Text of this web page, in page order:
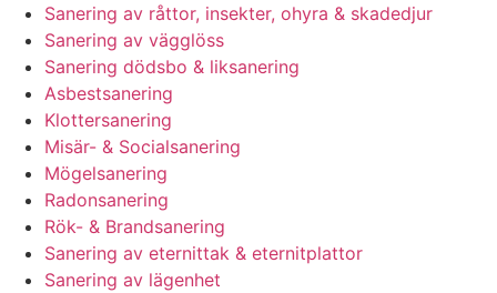
Sanering av råttor, insekter, ohyra & skadedjur
Sanering av vägglöss
Sanering dödsbo & liksanering
Asbestsanering
Klottersanering
Misär- & Socialsanering
Mögelsanering
Radonsanering
Rök- & Brandsanering
Sanering av eternittak & eternitplattor
Sanering av lägenhet